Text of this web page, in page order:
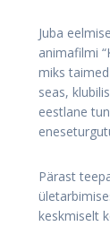
Juba
animafilmi
miks
seas,
eestlane
Pärast
keskmiselt